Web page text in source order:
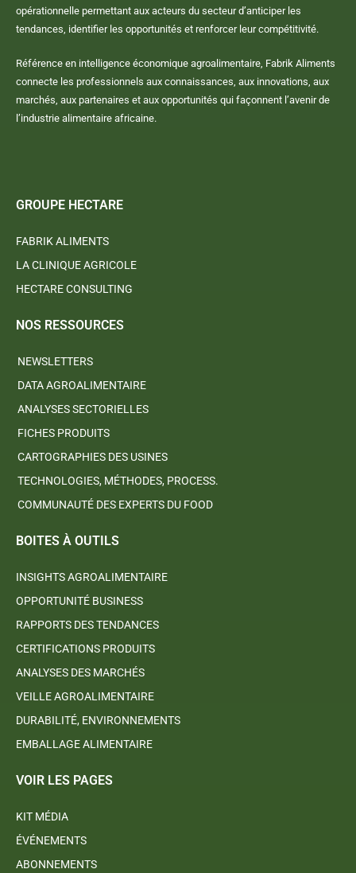
opérationnelle permettant aux acteurs du secteur d’anticiper les
tendances, identifier les opportunités et renforcer leur compétitivité.
Référence en intelligence économique agroalimentaire, Fabrik Aliments
connecte les professionnels aux connaissances, aux innovations, aux
marchés, aux partenaires et aux opportunités qui façonnent l’avenir de
l’industrie alimentaire africaine.
GROUPE HECTARE
FABRIK ALIMENTS
LA CLINIQUE AGRICOLE
HECTARE CONSULTING
NOS RESSOURCES
NEWSLETTERS
DATA AGROALIMENTAIRE
ANALYSES SECTORIELLES
FICHES PRODUITS
CARTOGRAPHIES DES USINES
TECHNOLOGIES, MÉTHODES, PROCESS.
COMMUNAUTÉ DES EXPERTS DU FOOD
BOITES À OUTILS
INSIGHTS AGROALIMENTAIRE
OPPORTUNITÉ BUSINESS
RAPPORTS DES TENDANCES
CERTIFICATIONS PRODUITS
ANALYSES DES MARCHÉS
VEILLE AGROALIMENTAIRE
DURABILITÉ, ENVIRONNEMENTS
EMBALLAGE ALIMENTAIRE
VOIR LES PAGES
KIT MÉDIA
ÉVÉNEMENTS
ABONNEMENTS